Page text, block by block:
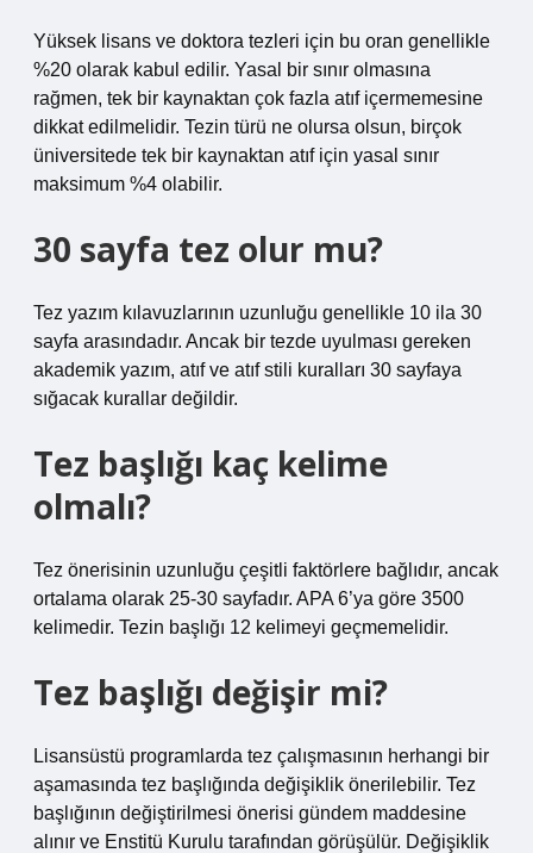
Yüksek lisans ve doktora tezleri için bu oran genellikle
%20 olarak kabul edilir. Yasal bir sınır olmasına
rağmen, tek bir kaynaktan çok fazla atıf içermemesine
dikkat edilmelidir. Tezin türü ne olursa olsun, birçok
üniversitede tek bir kaynaktan atıf için yasal sınır
maksimum %4 olabilir.
30 sayfa tez olur mu?
Tez yazım kılavuzlarının uzunluğu genellikle 10 ila 30
sayfa arasındadır. Ancak bir tezde uyulması gereken
akademik yazım, atıf ve atıf stili kuralları 30 sayfaya
sığacak kurallar değildir.
Tez başlığı kaç kelime
olmalı?
Tez önerisinin uzunluğu çeşitli faktörlere bağlıdır, ancak
ortalama olarak 25-30 sayfadır. APA 6’ya göre 3500
kelimedir. Tezin başlığı 12 kelimeyi geçmemelidir.
Tez başlığı değişir mi?
Lisansüstü programlarda tez çalışmasının herhangi bir
aşamasında tez başlığında değişiklik önerilebilir. Tez
başlığının değiştirilmesi önerisi gündem maddesine
alınır ve Enstitü Kurulu tarafından görüşülür. Değişiklik